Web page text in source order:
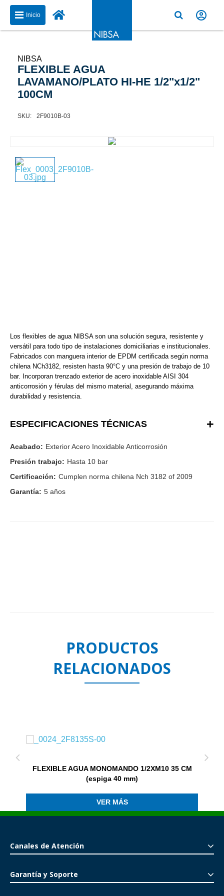
Inicio
NIBSA
FLEXIBLE AGUA
LAVAMANO/PLATO HI-HE 1/2"x1/2"
100CM
2F9010B-03
Los flexibles de agua NIBSA son una solución segura, resistente y
versátil para todo tipo de instalaciones domiciliarias e institucionales.
Fabricados con manguera interior de EPDM certificada según norma
chilena NCh3182, resisten hasta 90°C y una presión de trabajo de 10
bar. Incorporan trenzado exterior de acero inoxidable AISI 304
anticorrosión y férulas del mismo material, asegurando máxima
durabilidad y resistencia.
ESPECIFICACIONES TÉCNICAS
Acabado: Exterior Acero Inoxidable Anticorrosión
Presión trabajo: Hasta 10 bar
Certificación: Cumplen norma chilena Nch 3182 of 2009
Garantía: 5 años
PRODUCTOS
RELACIONADOS
FLEXIBLE AGUA MONOMANDO 1/2XM10 35 CM
(espiga 40 mm)
VER MÁS
Canales de Atención
Garantía y Soporte